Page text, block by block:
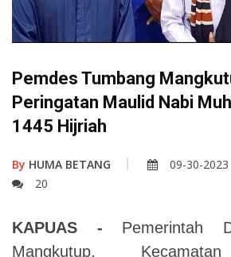
Pemdes Tumbang
Peringatan Maulid Nabi
1445 Hijriah
By HUMA BETANG 09-30-2023
20
KAPUAS - Pemerintah
Mangkutup,